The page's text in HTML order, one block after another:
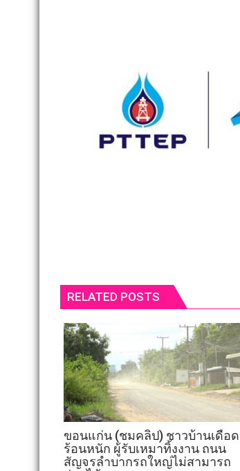
RELATED POSTS
ขอนแก่น (ชมคลิป) ชาวบ้านเดือด
ร้อนหนัก ผู้รับเหมาทิ้งงาน ถนน
สัญจรลำบากรถใหญ่ไม่สามารถ